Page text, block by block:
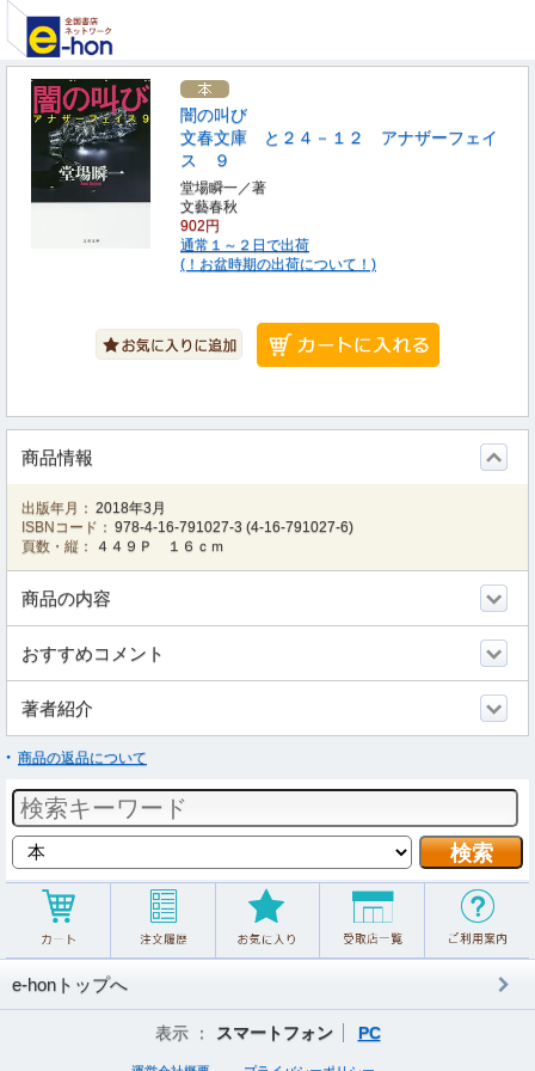
闇の叫び
文春文庫 と２４－１２ アナザーフェイ
ス ９
堂場瞬一／著
文藝春秋
902円
通常１～２日で出荷
(！お盆時期の出荷について！)
商品情報
出版年月： 2018年3月
ISBNコード： 978-4-16-791027-3 (4-16-791027-6)
頁数・縦：
４４９Ｐ １６ｃｍ
商品の内容
おすすめコメント
著者紹介
商品の返品について
e-honトップへ
表示 ： スマートフォン PC